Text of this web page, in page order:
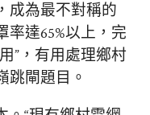
成為最不對稱的
達65%以上，完
”，有用處理鄉村
跳閘題目。